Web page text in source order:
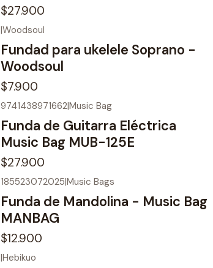
$27.900
|Woodsoul
Fundad para ukelele Soprano -
Woodsoul
$7.900
9741438971662|Music Bag
Funda de Guitarra Eléctrica
Music Bag MUB-125E
$27.900
185523072025|Music Bags
Funda de Mandolina - Music Bag
MANBAG
$12.900
|Hebikuo